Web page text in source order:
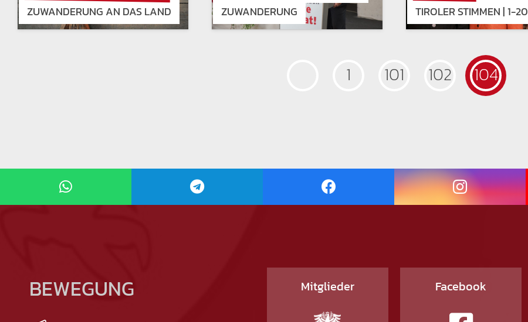
ZUWANDERUNG AN DAS LAND
ZUWANDERUNG
TIROLER STIMMEN | 1-
1 101 102 104
BEWEGUNG Mitglieder Facebook